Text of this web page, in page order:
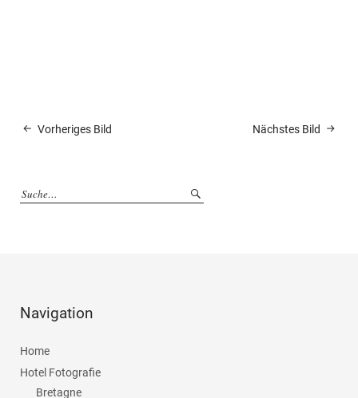
Nächstes Bild
Vorheriges Bild
Navigation
Home
Hotel Fotografie
Bretagne